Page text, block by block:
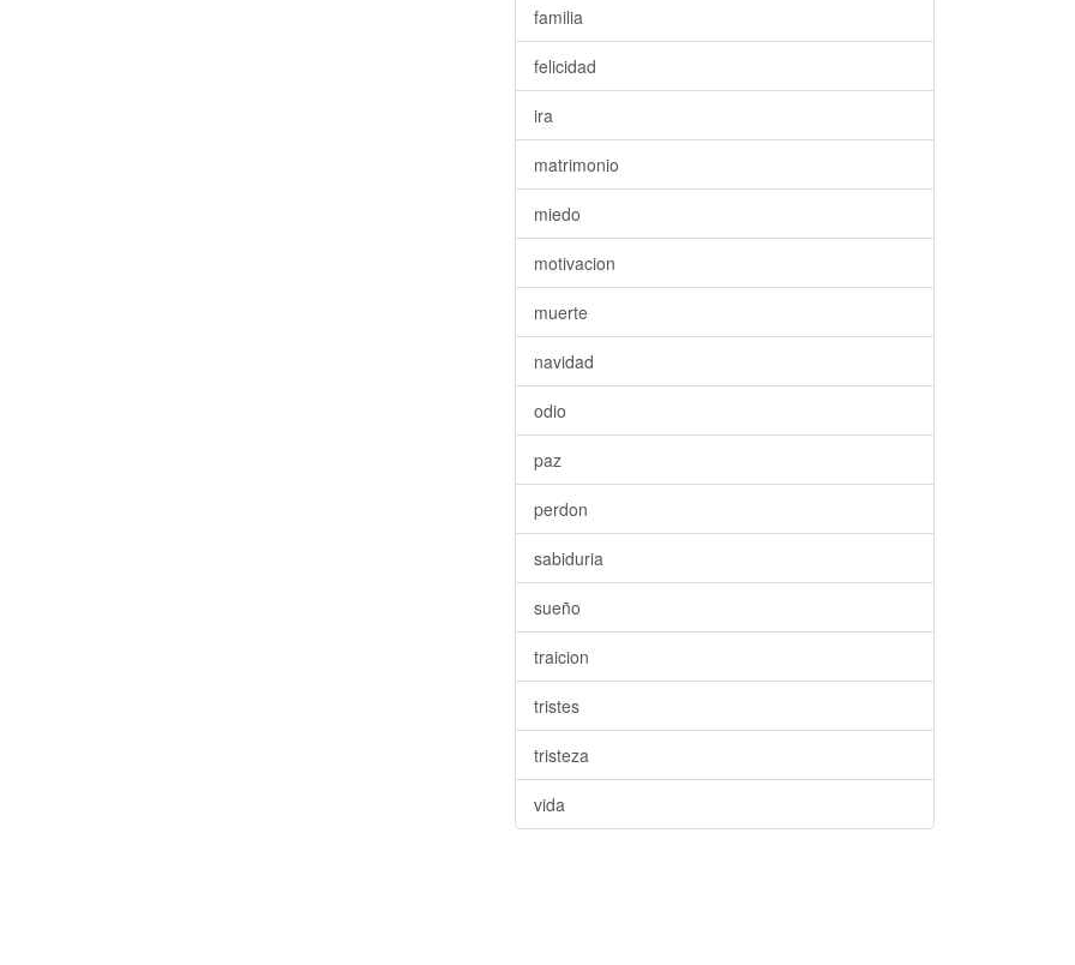
familia
felicidad
ira
matrimonio
miedo
motivacion
muerte
navidad
odio
paz
perdon
sabiduria
sueño
traicion
tristes
tristeza
vida